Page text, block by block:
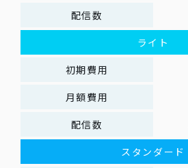
配信数
ライト
初期費用
月額費用
配信数
スタンダード